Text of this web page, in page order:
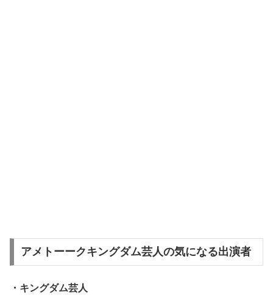
アメトーークキングダム芸人の気になる出演者
・キングダム芸人